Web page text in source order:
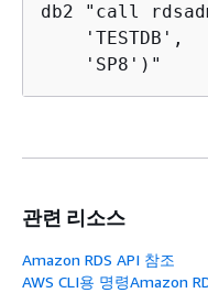
db2 "call
    'TESTDB',
    'SP8')"
관련 리소스
Amazon RDS API 참조
AWS CLI용 명령Amazon